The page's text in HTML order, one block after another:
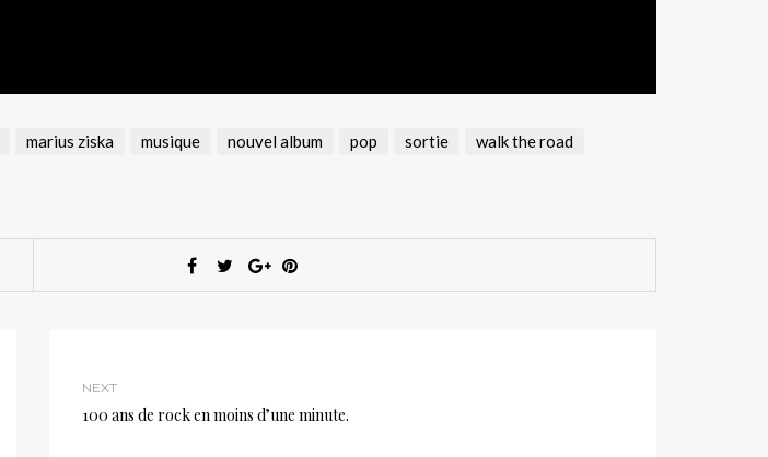
marius ziska musique nouvel album pop sortie
walk the road
NEXT
100 ans de rock en moins d’une minute.